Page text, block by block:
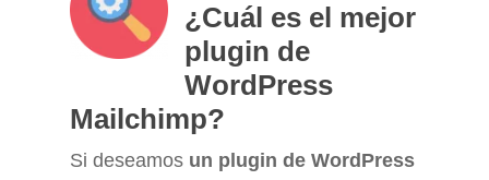
¿Cuál es el mejor
plugin de
WordPress
Mailchimp?
Si deseamos un plugin de WordPress